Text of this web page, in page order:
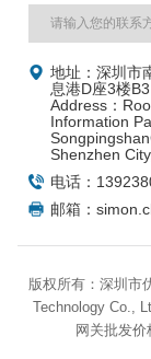
地址：深圳市
息港D座3楼B3
Address：
Information
Shenzhen
电话：
邮箱：
版权所有：深圳市
Technology Co.,
网关批发